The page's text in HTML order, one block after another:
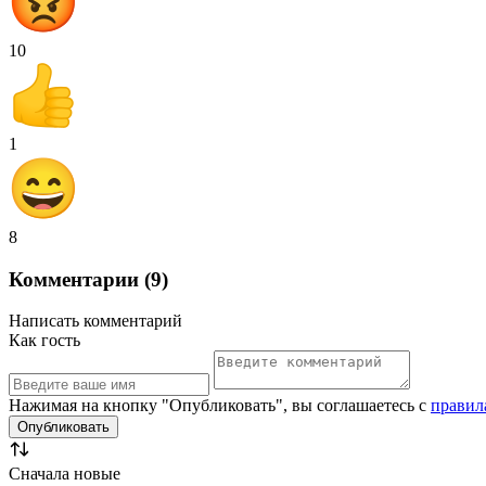
10
1
8
Комментарии (9)
Написать комментарий
Как гость
Нажимая на кнопку "Опубликовать", вы соглашаетесь с
Сначала новые